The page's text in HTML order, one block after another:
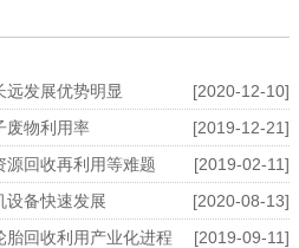
远发展优势明显
[2020-12-10]
废物利用率
[2019-12-21]
源回收再利用等难题
[2019-02-11]
设备快速发展
[2020-08-13]
回收利用产业化进程
[2019-09-11]